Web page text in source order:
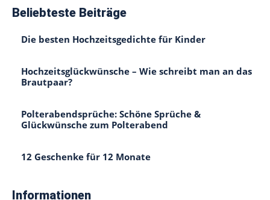
Beliebteste Beiträge
Die besten Hochzeitsgedichte für Kinder
Hochzeitsglückwünsche – Wie schreibt man an das
Brautpaar?
Polterabendsprüche: Schöne Sprüche &
Glückwünsche zum Polterabend
12 Geschenke für 12 Monate
Informationen